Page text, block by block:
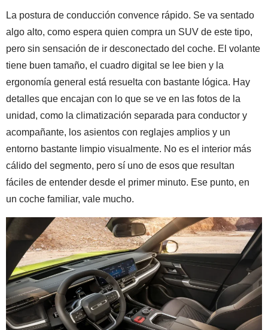
La postura de conducción convence rápido. Se va sentado
algo alto, como espera quien compra un SUV de este tipo,
pero sin sensación de ir desconectado del coche. El volante
tiene buen tamaño, el cuadro digital se lee bien y la
ergonomía general está resuelta con bastante lógica. Hay
detalles que encajan con lo que se ve en las fotos de la
unidad, como la climatización separada para conductor y
acompañante, los asientos con reglajes amplios y un
entorno bastante limpio visualmente. No es el interior más
cálido del segmento, pero sí uno de esos que resultan
fáciles de entender desde el primer minuto. Ese punto, en
un coche familiar, vale mucho.